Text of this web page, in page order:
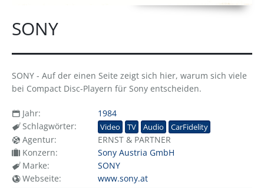
SONY
SONY - Auf der einen Seite zeigt sich hier, warum sich viele
bei Compact Disc-Playern für Sony entscheiden.
Jahr:
1984
Schlagwörter:
Video TV Audio CarFidelity
Agentur:
ERNST & PARTNER
Konzern:
Sony Austria GmbH
Marke:
SONY
Webseite:
www.sony.at